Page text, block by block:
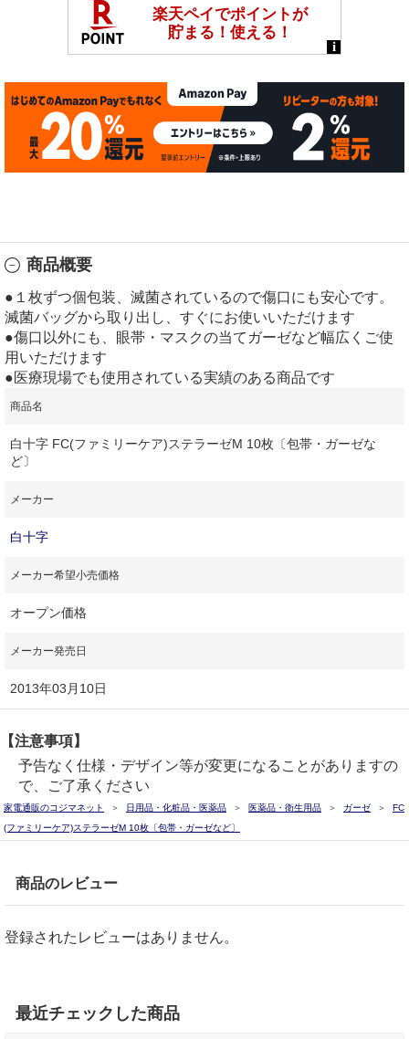
商品概要
●１枚ずつ個包装、滅菌されているので傷口にも安心です。
滅菌バッグから取り出し、すぐにお使いいただけます
●傷口以外にも、眼帯・マスクの当てガーゼなど幅広くご使
用いただけます
●医療現場でも使用されている実績のある商品です
商品名
白十字 FC(ファミリーケア)ステラーゼM 10枚〔包帯・ガーゼな
ど〕
メーカー
白十字
メーカー希望小売価格
オープン価格
メーカー発売日
2013年03月10日
【注意事項】
予告なく仕様・デザイン等が変更になることがありますの
で、ご了承ください
家電通販のコジマネット 日用品・化粧品・医薬品 医薬品・衛生用品 ガーゼ
FC
(ファミリーケア)ステラーゼM 10枚〔包帯・ガーゼなど〕
商品のレビュー
登録されたレビューはありません。
最近チェックした商品